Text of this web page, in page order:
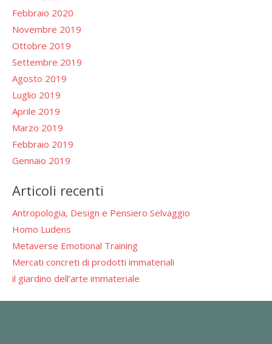
Febbraio 2020
Novembre 2019
Ottobre 2019
Settembre 2019
Agosto 2019
Luglio 2019
Aprile 2019
Marzo 2019
Febbraio 2019
Gennaio 2019
Articoli recenti
Antropologia, Design e Pensiero Selvaggio
Homo Ludens
Metaverse Emotional Training
Mercati concreti di prodotti immateriali
il giardino dell’arte immateriale